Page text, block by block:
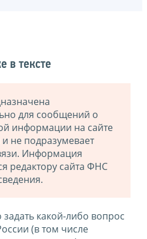
в тексте
для сообщений о
информации на сайте
не подразумевает
Информация
редактору сайта ФНС
какой-либо вопрос
(в том числе